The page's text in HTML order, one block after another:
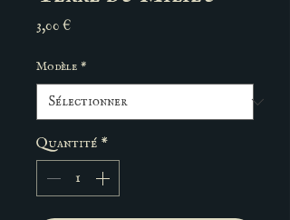
3,00 €Prix
Modèle *
Quantité *